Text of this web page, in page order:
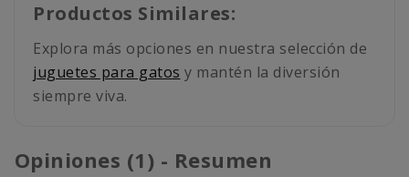
Productos Similares:
Explora más opciones en nuestra selección de
juguetes para gatos y mantén la diversión
siempre viva.
Opiniones (1) - Resumen